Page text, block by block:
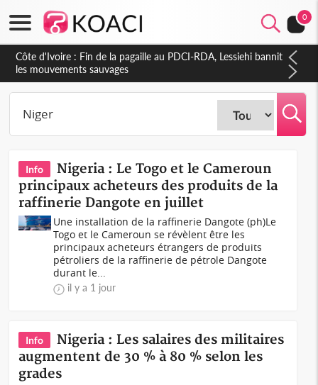
0
Côte d'Ivoire : Ouattara promet des sanctions contre les
déguerpissements illégaux
Info
Nigeria : Le Togo et le Cameroun
principaux acheteurs des produits de la
raffinerie Dangote en juillet
Une installation de la raffinerie Dangote (ph)Le
Togo et le Cameroun se révèlent être les
principaux acheteurs étrangers de produits
pétroliers de la raffinerie de pétrole Dangote
durant le...
il y a 1 jour
Info
Nigeria : Les salaires des militaires
augmentent de 30 % à 80 % selon les
grades